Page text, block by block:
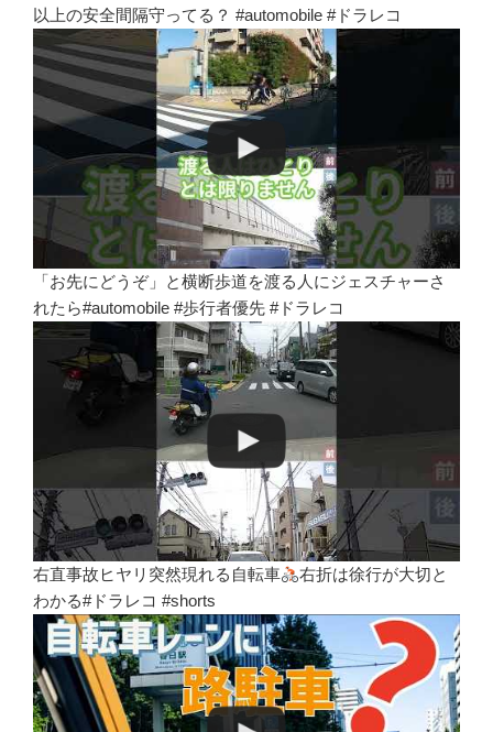
以上の安全間隔守ってる？ #automobile #ドラレコ
「お先にどうぞ」と横断歩道を渡る人にジェスチャーさ
れたら#automobile #歩行者優先 #ドラレコ
右直事故ヒヤリ突然現れる自転車
右折は徐行が大切と
わかる#ドラレコ #shorts